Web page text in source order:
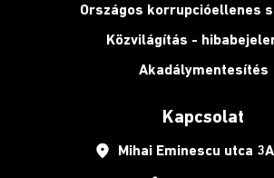
Országos korrupcióellenes
Közvilágítás -
Akadálymentesítés
Kapcsolat
place Mihai Eminescu utca